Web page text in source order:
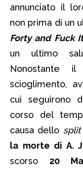
annunciato il
non prima di un
Forty and Fuck It
un ultimo
Nonostante
scioglimento,
cui seguirono
corso del
causa dello split
la morte di A.
scorso 20